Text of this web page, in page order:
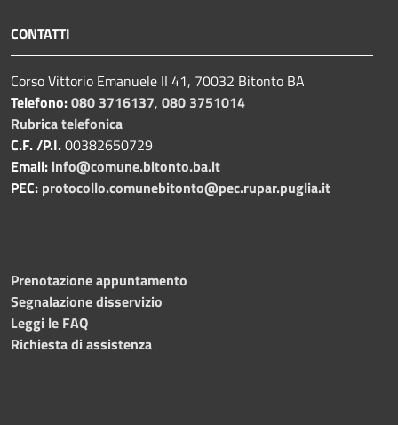
CONTATTI
Corso Vittorio Emanuele II 41, 70032 Bitonto BA
Telefono:080 3716137, 080 3751014
Rubrica telefonica
C.F. /P.I.00382650729
Email: info@comune.bitonto.ba.it
PEC: protocollo.comunebitonto@pec.rupar.puglia.it
Prenotazione appuntamento
Segnalazione disservizio
Leggi le FAQ
Richiesta di assistenza